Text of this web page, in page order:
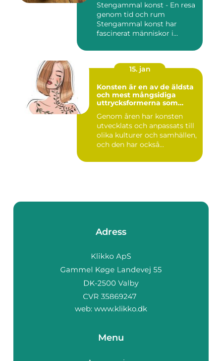
Stengammal konst - En resa
genom tid och rum
Stengammal konst har
fascinerat människor i
15. jan
Konsten är en av de äldsta
och mest mångsidiga
uttrycksformerna som
Genom åren har konsten
utvecklats och anpassats till
olika kulturer och samhällen,
och den har också...
Adress
web: www.klikko.dk
Menu